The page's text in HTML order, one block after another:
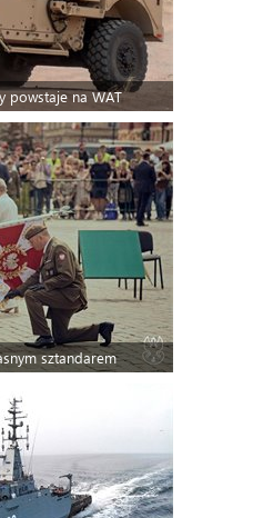
powstaje na WAT
sztandarem